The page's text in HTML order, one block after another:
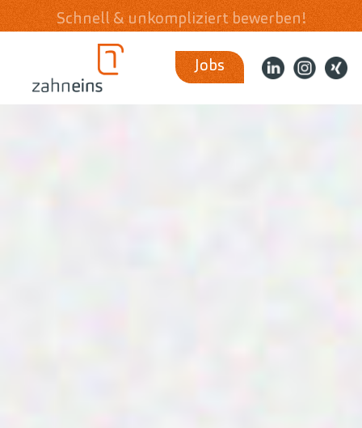
Schnell & unkompliziert bewerben!
Jobs